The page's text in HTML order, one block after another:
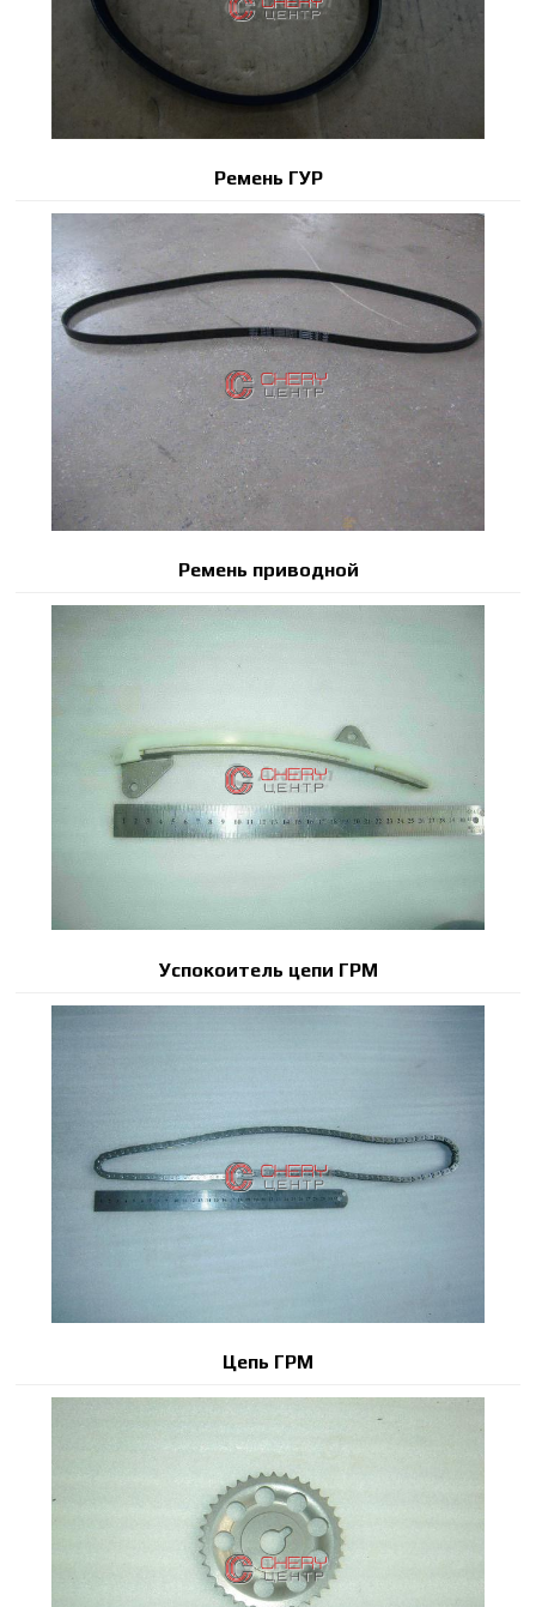
Ремень ГУР
Ремень приводной
Успокоитель цепи ГРМ
Цепь ГРМ